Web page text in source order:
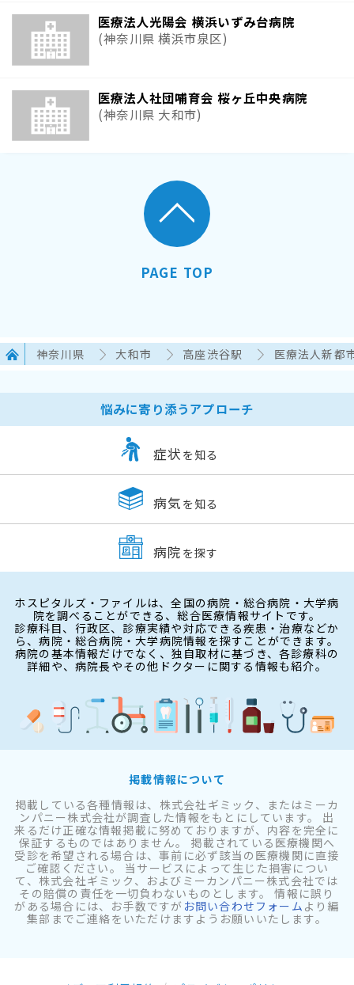
医療法人光陽会 横浜いずみ台病院
(神奈川県 横浜市泉区)
医療法人社団哺育会 桜ヶ丘中央病院
(神奈川県 大和市)
PAGE TOP
神奈川県 大和市 高座渋谷駅 医療法人新都
悩みに寄り添うアプローチ
症状 を知る
病気 を知る
病院 を探す
ホスピタルズ・ファイルは、全国の病院・総合病院・大学病
院を調べることができる、総合医療情報サイトです。
診療科目、行政区、診療実績や対応できる疾患・治療などか
ら、病院・総合病院・大学病院情報を探すことができます。
病院の基本情報だけでなく、独自取材に基づき、各診療科の
詳細や、病院長やその他ドクターに関する情報も紹介。
掲載情報について
掲載している各種情報は、株式会社ギミック、またはミーカ
ンパニー株式会社が調査した情報をもとにしています。 出
来るだけ正確な情報掲載に努めておりますが、内容を完全に
保証するものではありません。 掲載されている医療機関へ
受診を希望される場合は、事前に必ず該当の医療機関に直接
ご確認ください。 当サービスによって生じた損害につい
て、株式会社ギミック、およびミーカンパニー株式会社では
その賠償の責任を一切負わないものとします。 情報に誤り
がある場合には、お手数ですが お問い合わせフォーム より編
集部までご連絡をいただけますようお願いいたします。